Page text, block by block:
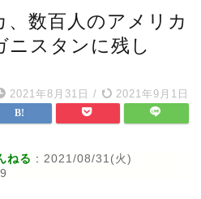
、数百人のアメリカ
ニスタンに残し
2021年8月31日 / 2021年9月1日
ねる : 2021/08/31(火)